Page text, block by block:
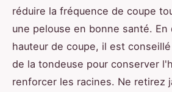
réduire la fréquence de coupe
une pelouse en bonne santé. En
hauteur de coupe, il est
de la tondeuse pour conserver
renforcer les racines. Ne retirez